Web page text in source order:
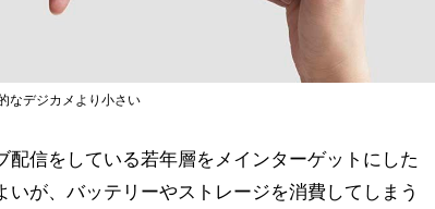
なデジカメより小さい
信をしている若年層をメインターゲットにした
が、バッテリーやストレージを消費してしまう